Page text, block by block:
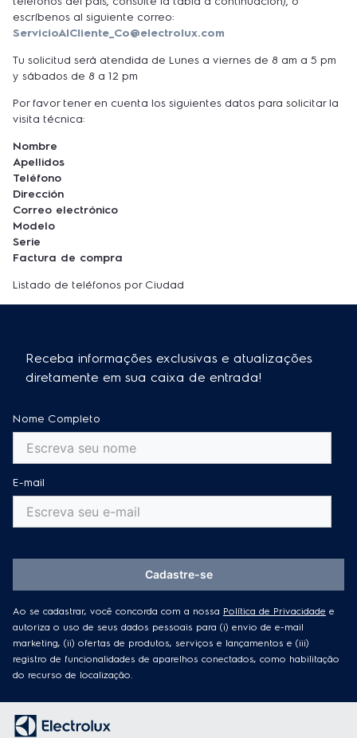
escríbenos al siguiente correo:
ServicioAlCliente_Co@electrolux.com
Tu solicitud será atendida de Lunes a viernes de 8 am a 5 pm
y sábados de 8 a 12 pm
Por favor tener en cuenta los siguientes datos para solicitar la
visita técnica:
Nombre
Apellidos
Teléfono
Dirección
Correo electrónico
Modelo
Serie
Factura de compra
Listado de teléfonos por Ciudad
Receba informações exclusivas e atualizações
diretamente em sua caixa de entrada!
Nome Completo
E-mail
Ao se cadastrar, você concorda com a nossa Política de Privacidade e
autoriza o uso de seus dados pessoais para (i) envio de e-mail
marketing, (ii) ofertas de produtos, serviços e lançamentos e (iii)
registro de funcionalidades de aparelhos conectados, como habilitação
do recurso de localização.
Cadastre-se